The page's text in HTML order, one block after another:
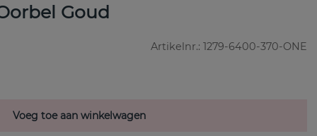
Goud
Artikelnr.: 1279-6400-370-ONE
Voeg toe aan winkelwagen